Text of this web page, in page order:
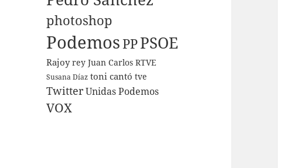
photoshop
PodemosPPPSOE
Rajoy rey Juan Carlos RTVE
Susana Díaz toni cantó tve
TwitterUnidas Podemos
VOX